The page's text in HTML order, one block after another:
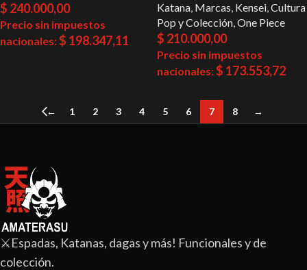
$ 240.000,00
Precio sin impuestos
nacionales:$ 198.347,11
Katana, Marcas, Kensei,Cultura
Pop y Colección,One Piece
$ 210.000,00
Precio sin impuestos
nacionales:$ 173.553,72
← 1 2 3 4 5 6 7 8 →
⚔️Espadas, Katanas, dagas y más! Funcionales y de
colección.